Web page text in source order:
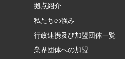
拠点紹介
私たちの強み
行政連携及び加盟団体一覧
業界団体への加盟